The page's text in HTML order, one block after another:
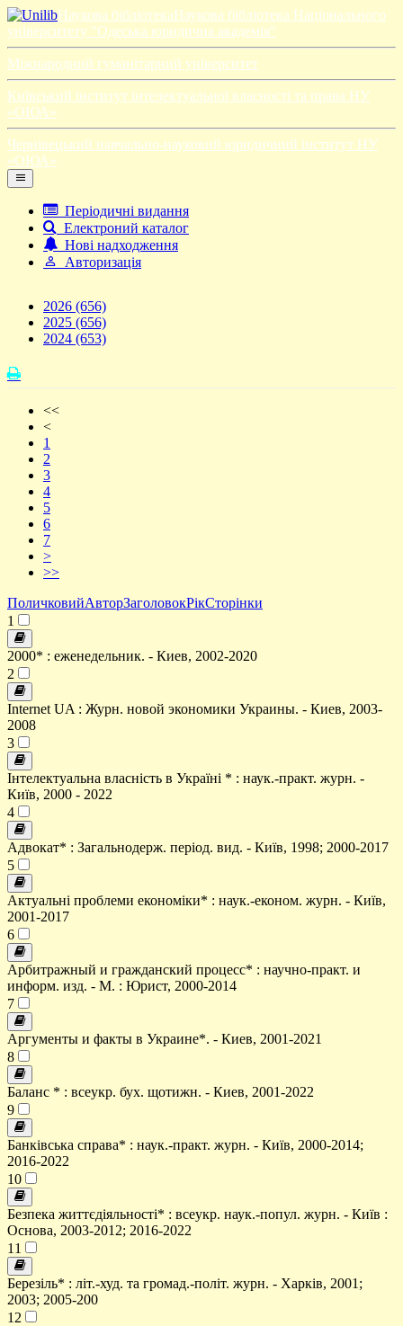
Наукова бібліотекаНаукова бібліотека Національного
університету "Одеська юридична академія"
Міжнародний гуманітарний університет
Київський інститут інтелектуальної власності та права НУ
«ОЮА»
Чернівецький навчально-науковий юридичний інститут НУ
«ОЮА»
Періодичні видання
Електроний каталог
Нові надходження
Авторизація
2026 (656)
2025 (656)
2024 (653)
<<
<
1
2
3
4
5
6
7
>
>>
ПоличковийАвторЗаголовокРікСторінки
1
2000* : еженедельник. - Киев, 2002-2020
2
Internet UA : Журн. новой экономики Украины. - Киев, 2003-
2008
3
Інтелектуальна власність в Україні * : наук.-практ. журн. -
Київ, 2000 - 2022
4
Адвокат* : Загальнодерж. період. вид. - Київ, 1998; 2000-2017
5
Актуальні проблеми економіки* : наук.-економ. журн. - Київ,
2001-2017
6
Арбитражный и гражданский процесс* : научно-практ. и
информ. изд. - М. : Юрист, 2000-2014
7
Аргументы и факты в Украине*. - Киев, 2001-2021
8
Баланс * : всеукр. бух. щотижн. - Киев, 2001-2022
9
Банківська справа* : наук.-практ. журн. - Київ, 2000-2014;
2016-2022
10
Безпека життєдіяльності* : всеукр. наук.-попул. журн. - Київ :
Основа, 2003-2012; 2016-2022
11
Березіль* : літ.-худ. та громад.-політ. журн. - Харків, 2001;
2003; 2005-200
12